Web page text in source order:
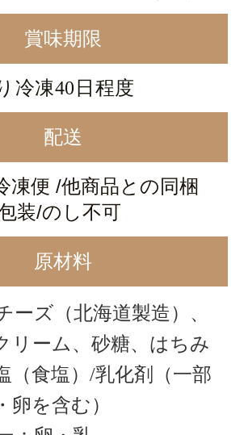
賞味期限
冷凍40日程度
配送
凍便 /他商品との同梱
装/のし不可
原材料
ーズ（北海道製造）、
リーム、砂糖、はちみ
（食塩）/乳化剤
（一部
卵を含む）